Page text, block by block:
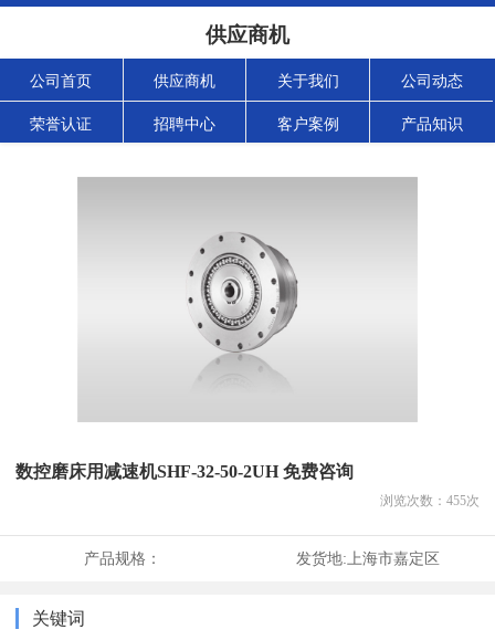
供应商机
公司首页 供应商机 关于我们 公司动态
荣誉认证 招聘中心 客户案例 产品知识
数控磨床用减速机SHF-32-50-2UH 免费咨询
浏览次数： 455次
产品规格： 发货地: 上海市嘉定区
关键词